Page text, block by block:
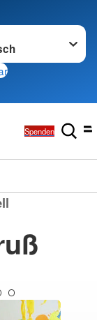
wechseln zu
Spenden